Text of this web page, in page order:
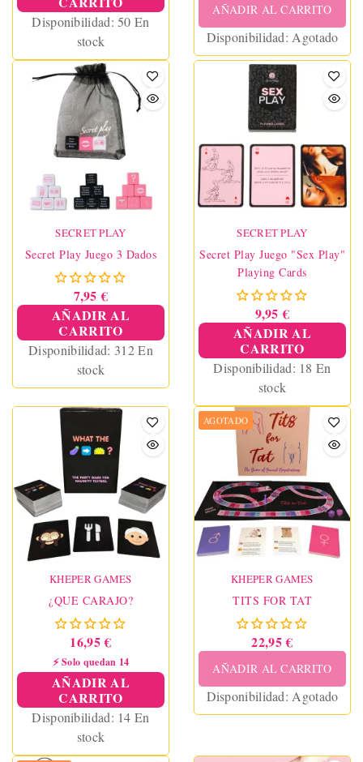
Disponibilidad:50 En
stock
AÑADIR AL CARRITO
Disponibilidad: Agotado
SECRET PLAY
Secret Play Juego 3 Dados
7,95 €
AÑADIR AL
CARRITO
Disponibilidad: 312 En
stock
SECRET PLAY
Secret Play Juego "Sex Play"
Playing Cards
9,95 €
AÑADIR AL
CARRITO
Disponibilidad: 18 En
stock
KHEPER GAMES
¿QUE CARAJO?
16,95 €
⚡ Solo quedan 14
AÑADIR AL
CARRITO
Disponibilidad: 14 En
stock
AGOTADO
KHEPER GAMES
TITS FOR TAT
22,95 €
AÑADIR AL CARRITO
Disponibilidad: Agotado